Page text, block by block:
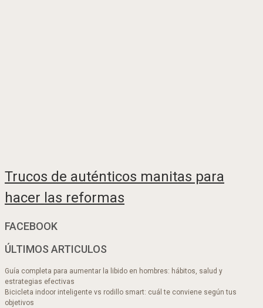
Trucos de auténticos manitas para
hacer las reformas
FACEBOOK
ÚLTIMOS ARTICULOS
Guía completa para aumentar la libido en hombres: hábitos, salud y
estrategias efectivas
Bicicleta indoor inteligente vs rodillo smart: cuál te conviene según tus
objetivos